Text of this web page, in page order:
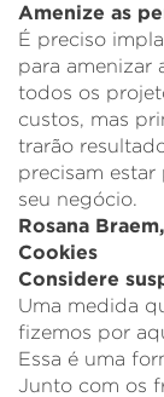
Amenize as
É preciso
para amenizar
todos os
custos, mas
trarão
precisam
seu negócio.
Rosana
Cookies
Considere
Uma medida
fizemos por
Essa é uma
Junto com os